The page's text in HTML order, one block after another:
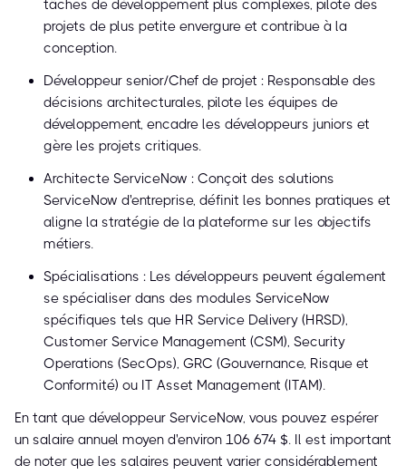
tâches de développement plus complexes, pilote des
projets de plus petite envergure et contribue à la
conception.
Développeur senior/Chef de projet : Responsable des
décisions architecturales, pilote les équipes de
développement, encadre les développeurs juniors et
gère les projets critiques.
Architecte ServiceNow : Conçoit des solutions
ServiceNow d'entreprise, définit les bonnes pratiques et
aligne la stratégie de la plateforme sur les objectifs
métiers.
Spécialisations : Les développeurs peuvent également
se spécialiser dans des modules ServiceNow
spécifiques tels que HR Service Delivery (HRSD),
Customer Service Management (CSM), Security
Operations (SecOps), GRC (Gouvernance, Risque et
Conformité) ou IT Asset Management (ITAM).
En tant que développeur ServiceNow, vous pouvez espérer
un salaire annuel moyen d'environ 106 674 $. Il est important
de noter que les salaires peuvent varier considérablement